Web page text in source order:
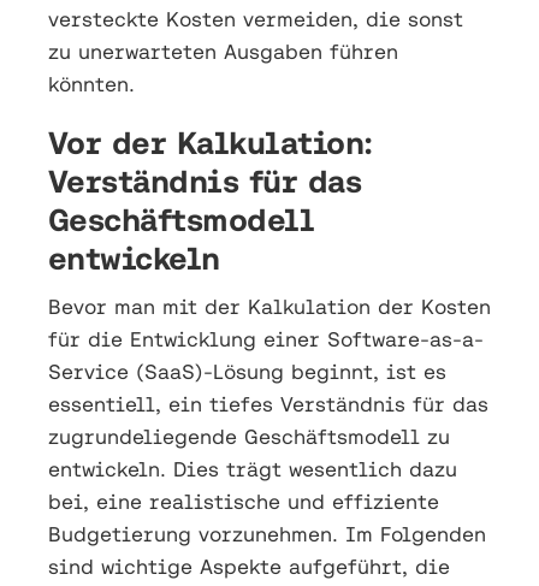
versteckte Kosten vermeiden, die sonst
zu unerwarteten Ausgaben führen
könnten.
Vor der Kalkulation:
Verständnis für das
Geschäftsmodell
entwickeln
Bevor man mit der Kalkulation der Kosten
für die Entwicklung einer Software-as-a-
Service (SaaS)-Lösung beginnt, ist es
essentiell, ein tiefes Verständnis für das
zugrundeliegende Geschäftsmodell zu
entwickeln. Dies trägt wesentlich dazu
bei, eine realistische und effiziente
Budgetierung vorzunehmen. Im Folgenden
sind wichtige Aspekte aufgeführt, die